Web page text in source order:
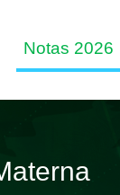
Notas 2026